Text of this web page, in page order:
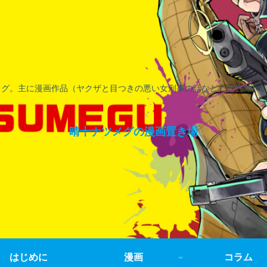
。主に漫画作品（ヤクザと目つきの悪い女刑事の話など）や告知や
晴十ナツメグの漫画置き場
はじめに 漫画 コラム